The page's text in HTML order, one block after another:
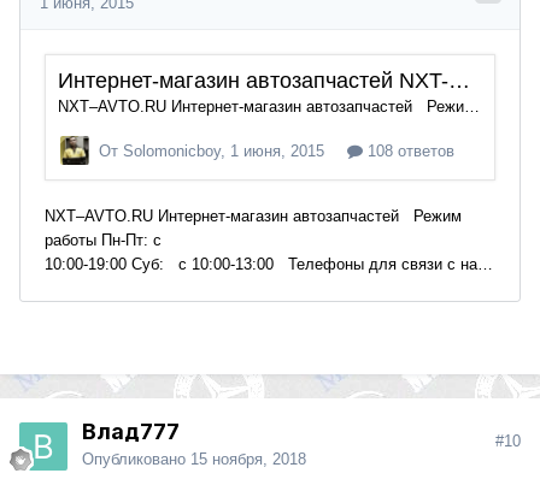
Влад777
Опубликовано 15 ноября, 2018
#10